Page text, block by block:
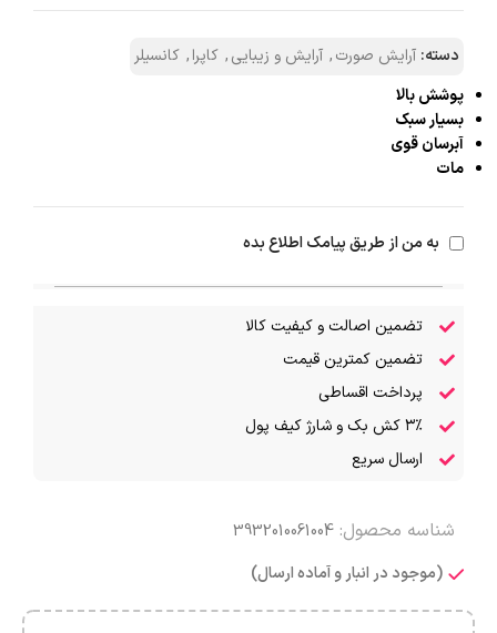
دسته: آرایش صورت, آرایش و زیبایی, کاپرا, کانسیلر
پوشش بالا
بسیار سبک
آبرسان قوی
مات
به من از طریق پیامک اطلاع بده
تضمین اصالت و کیفیت کالا
تضمین کمترین قیمت
پرداخت اقساطی
۳٪ کش بک و شارژ کیف پول
ارسال سریع
شناسه محصول: 3932010061004
(موجود در انبار و آماده ارسال)